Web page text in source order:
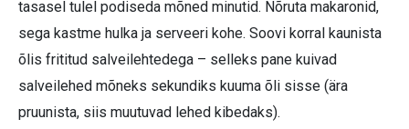
tasasel tulel podiseda mõned minutid. Nõruta makaronid,
sega kastme hulka ja serveeri kohe. Soovi korral kaunista
õlis frititud salveilehtedega – selleks pane kuivad
salveilehed mõneks sekundiks kuuma õli sisse (ära
pruunista, siis muutuvad lehed kibedaks).